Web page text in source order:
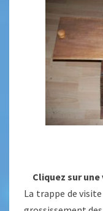
Cliquez sur
La trappe de